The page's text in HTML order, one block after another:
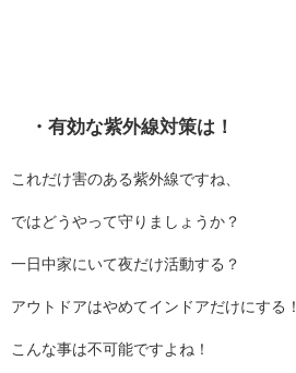
・有効な紫外線対策は！
これだけ害のある紫外線ですね、
ではどうやって守りましょうか？
一日中家にいて夜だけ活動する？
アウトドアはやめてインドアだけにする！
こんな事は不可能ですよね！